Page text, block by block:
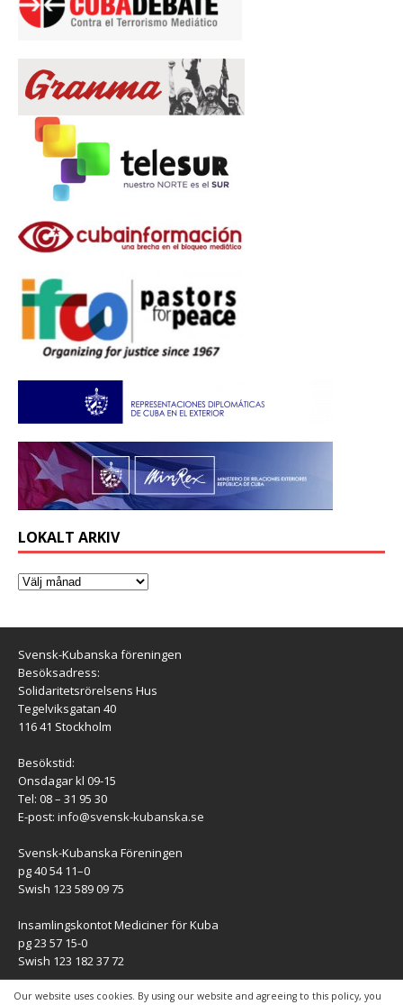
Our website uses cookies. By using our website and agreeing to this policy, you
LOKALT ARKIV
Svensk-Kubanska föreningen
Besöksadress:
Solidaritetsrörelsens Hus
Tegelviksgatan 40
116 41 Stockholm
Besökstid:
Onsdagar kl 09-15
Tel: 08 – 31 95 30
E-post: info@svensk-kubanska.se
Svensk-Kubanska Föreningen
pg 40 54 11–0
Swish 123 589 09 75
Insamlingskontot Mediciner för Kuba
pg 23 57 15-0
Swish 123 182 37 72
KONTAKT